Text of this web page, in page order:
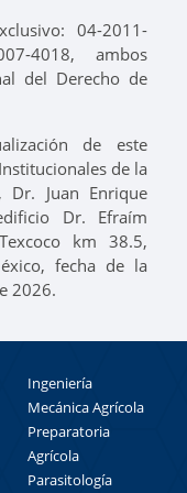
04-2011-
4018, ambos
del Derecho de
de este
de la
Dr. Juan Enrique
Dr. Efraím
km 38.5,
fecha de la
2026.
Ingeniería
Mecánica Agrícola
Preparatoria
Agrícola
Parasitología